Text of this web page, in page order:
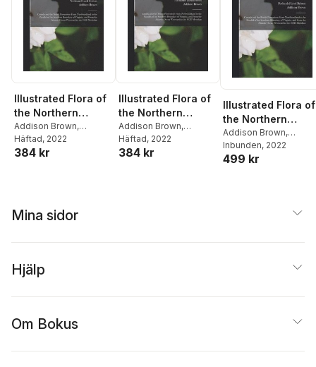
Illustrated Flora of
the Northern
United States
Addison Brown,
Nathaniel Lord Britton
Häftad, 2022
384 kr
Illustrated Flora of
the Northern
United States
Addison Brown,
Nathaniel Lord Britton
Häftad, 2022
384 kr
Illustrated Flora of
the Northern
United States
Addison Brown,
Nathaniel Lord Britton
Inbunden, 2022
499 kr
Mina sidor
Hjälp
Om Bokus